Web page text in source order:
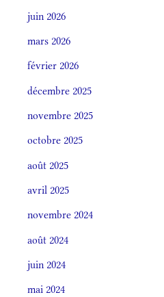
juin 2026
mars 2026
février 2026
décembre 2025
novembre 2025
octobre 2025
août 2025
avril 2025
novembre 2024
août 2024
juin 2024
mai 2024